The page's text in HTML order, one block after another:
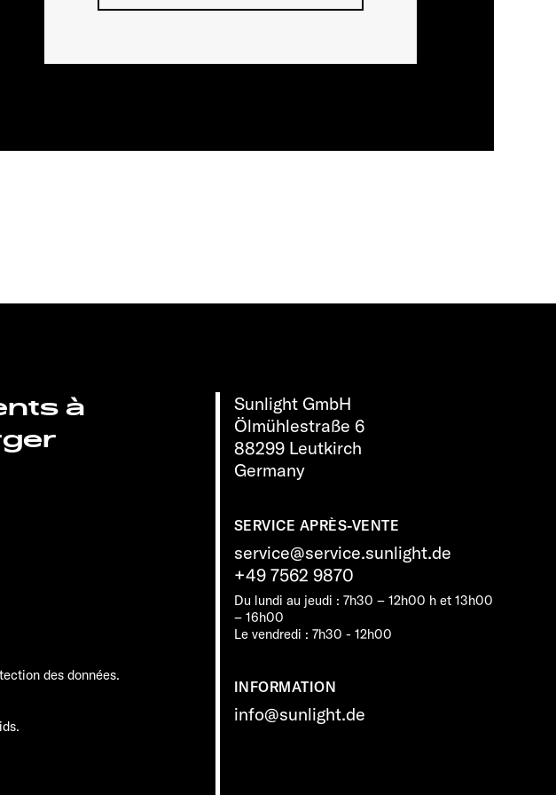
Sunlight GmbH
Ölmühlestraße 6
88299 Leutkirch
Germany
SERVICE APRÈS-VENTE
service@service.sunlight.de
+49 7562 9870
Du lundi au jeudi : 7h30 – 12h00 h et 13h00
– 16h00
Le vendredi : 7h30 - 12h00
INFORMATION
info@sunlight.de
à
des données.